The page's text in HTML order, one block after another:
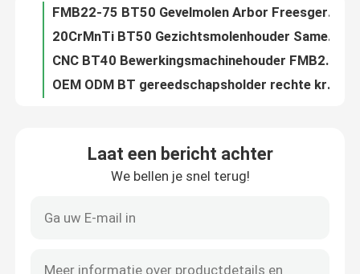
Fabrieksreis
Kwaliteitscontrole
Verzoek om een Citaat
BT-Hulpmiddelhouder
SK-Hulpmiddelhouder
Rechte kracht freesmachine BT gereedschapsholding BT40 freeskraan Chuck
BT50-C32-105 Gereedschapsholding voor houtmachines
Door koelmiddel BT Sank BT40 Gereedschapsholder Fressring Collet Chuck Set 20CrMnTi
BT40 APU13-105 BT Gereedschapsholder Sleutelloze boor Chuck 13mm Clamping Range Drill Chuck
Laat een bericht achter
We bellen je snel terug!